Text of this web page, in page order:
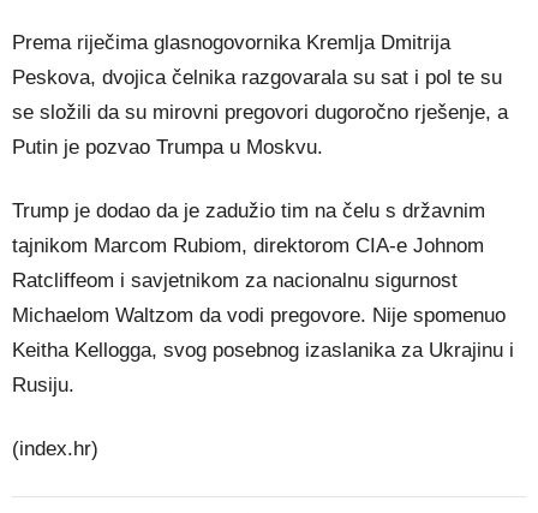
Prema riječima glasnogovornika Kremlja Dmitrija
Peskova, dvojica čelnika razgovarala su sat i pol te su
se složili da su mirovni pregovori dugoročno rješenje, a
Putin je pozvao Trumpa u Moskvu.
Trump je dodao da je zadužio tim na čelu s državnim
tajnikom Marcom Rubiom, direktorom CIA-e Johnom
Ratcliffeom i savjetnikom za nacionalnu sigurnost
Michaelom Waltzom da vodi pregovore. Nije spomenuo
Keitha Kellogga, svog posebnog izaslanika za Ukrajinu i
Rusiju.
(index.hr)